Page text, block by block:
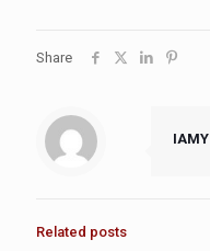
Share
IAMY
Related posts